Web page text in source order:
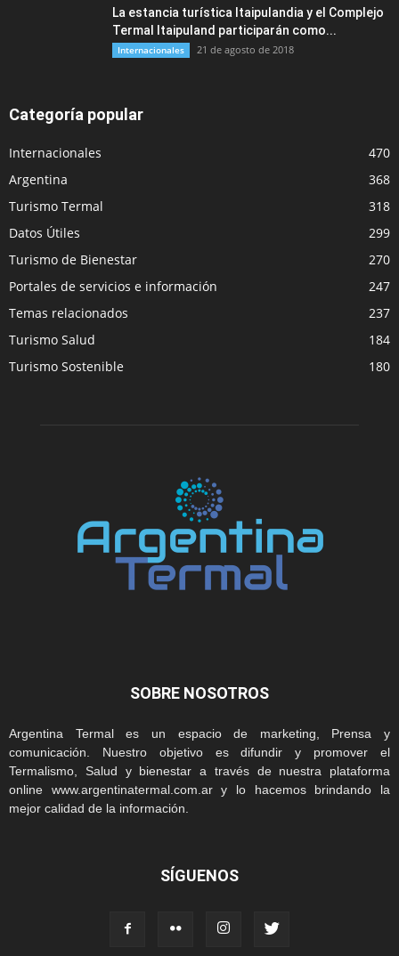
La estancia turística Itaipulandia y el Complejo
Termal Itaipuland participarán como...
Internacionales 21 de agosto de 2018
Categoría popular
Internacionales
470
Argentina
368
Turismo Termal
318
Datos Útiles
299
Turismo de Bienestar
270
Portales de servicios e información
247
Temas relacionados
237
Turismo Salud
184
Turismo Sostenible
180
SOBRE NOSOTROS
Argentina Termal es un espacio de marketing, Prensa y
comunicación. Nuestro objetivo es difundir y promover el
Termalismo, Salud y bienestar a través de nuestra plataforma
online www.argentinatermal.com.ar y lo hacemos brindando la
mejor calidad de la información.
SÍGUENOS